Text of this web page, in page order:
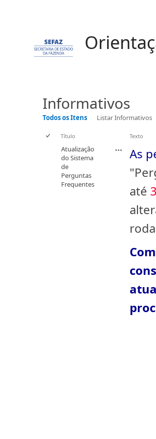
Informativos
Todos os Itens Listar Informativos
Título Texto
Atualização
do Sistema
de
Perguntas
Frequentes
As
até